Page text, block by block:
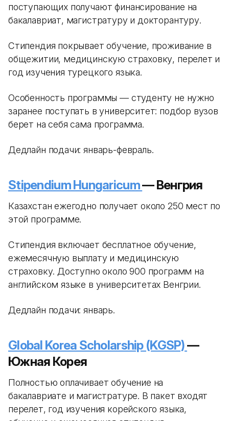
поступающих получают финансирование на
бакалавриат, магистратуру и докторантуру.
Стипендия покрывает обучение, проживание в
общежитии, медицинскую страховку, перелет и
год изучения турецкого языка.
Особенность программы — студенту не нужно
заранее поступать в университет: подбор вузов
берет на себя сама программа.
Дедлайн подачи: январь-февраль.
Stipendium Hungaricum— Венгрия
Казахстан ежегодно получает около 250 мест по
этой программе.
Стипендия включает бесплатное обучение,
ежемесячную выплату и медицинскую
страховку. Доступно около 900 программ на
английском языке в университетах Венгрии.
Дедлайн подачи: январь.
Global Korea Scholarship (KGSP)—
Южная Корея
Полностью оплачивает обучение на
бакалавриате и магистратуре. В пакет входят
перелет, год изучения корейского языка,